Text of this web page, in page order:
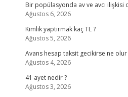
Bir popülasyonda av ve avcı ilişkisi
Ağustos 6, 2026
Kimlik yaptırmak kaç TL ?
Ağustos 5, 2026
Avans hesap taksit gecikirse ne olur
Ağustos 4, 2026
41 ayet nedir ?
Ağustos 3, 2026